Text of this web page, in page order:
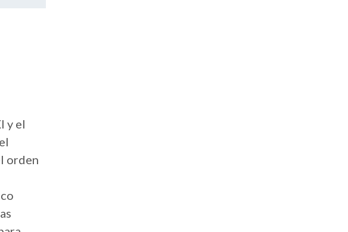
y el
orden